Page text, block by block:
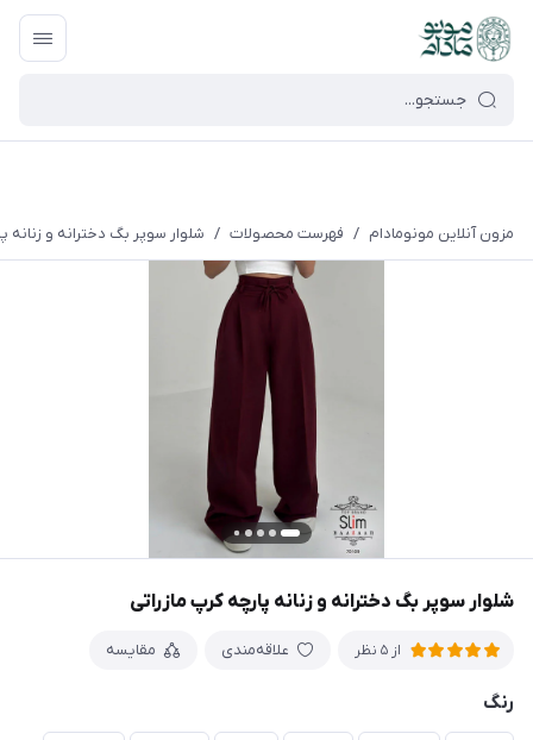
google-site-verification=UkFKasNatN7FPdBOwdojHjkgfDasi-
9oGygsJEdAZik
مزون آنلاین مونومادام / فهرست محصولات / شلوار سوپر بگ دخترانه و زنانه
شلوار سوپر بگ دخترانه و زنانه پارچه کرپ مازراتی
از 5 نظر علاقه‌مندی مقایسه
رنگ